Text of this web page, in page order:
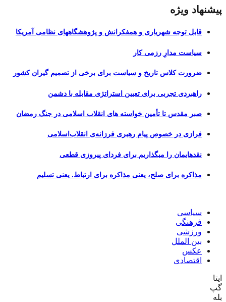
پیشنهاد ویژه
قابل توجه شهریاری و همفکرانش و پژوهشگاههای نظامی آمریکا
سیاست مدارِ رزمی کار
ضرورت کلاس تاریخ و سیاست برای برخی از تصمیم گیران کشور
راهبردی تجربی برای تعیین استراتژی مقابله با دشمن
صبر مقدس تا تأمین خواسته های انقلاب اسلامی در جنگ رمضان
فرازی در خصوص پیام رهبری فرزانه‌ی انقلاب‌اسلامی
نقدهایمان را میگذاریم برای فردای پیروزی قطعی
مذاکره برای صلح، یعنی مذاکره برای ارتباط. یعنی تسلیم
سیاسی
فرهنگی
ورزشی
بین الملل
عکس
اقتصادی
ایتا
گپ
بله